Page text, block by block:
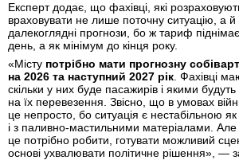
Експерт додає, що фахівці, які
враховувати не лише поточну ситуацію, а
далекоглядні прогнози, бо ж тариф
день, а як мінімум до кінця року.
«Місту потрібно мати прогнозну
на 2026 та наступний 2027 рік . Фахівці
скільки у них буде пасажирів і якими будуть
на їх перевезення. Звісно, що в умовах
це непросто, бо ситуація є нестабільною
і з паливно-мастильними матеріалами.
це потрібно робити, готувати можливий
основі ухвалювати політичне рішення», —